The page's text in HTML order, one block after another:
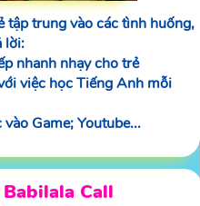
Call
tập trung vào các tình huống,
lời:
nhanh nhạy cho trẻ
việc học Tiếng Anh mỗi
Game; Youtube...